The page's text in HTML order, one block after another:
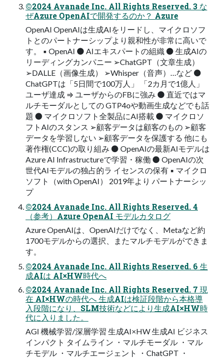
©2024 Avanade Inc. All Rights Reserved. 3 な
ぜAzure OpenAIで開発するのか？ Azure
OpenAI OpenAIは生成AIをリードし、マイクロソフ
トとのパートナーシップより親和性が非常に高いで
す。 ▪ OpenAI ⚫ AIエキスパートの組織 ⚫ 生成AIの
リーディングカンパニー ➢ChatGPT（文章生成）
➢DALLE（画像生成） ➢Whisper（音声）…など ⚫
ChatGPTは「5日間で100万人」 「2カ月で1億人」
ユーザ達成 ⇒ ユーザからのFBに強み ⚫ 直近ではマ
ルチモーダルとしての GTP4oや動画生成などでも話
題 ⚫ マイクロソフト全製品にAI搭載 ⚫ マイクロソ
フトAIのスタンス ➢顧客データは顧客のもの ➢顧客
データを学習しない ➢顧客データを保護する 他にも
著作権(CCC)の取り組み ⚫ OpenAIの最新AIモデルは
Azure AI Infrastructureで学習・稼働 ⚫ OpenAIの次
世代AIモデルの独占的ラ イセンスの保有 ▪ マイクロ
ソフト（with OpenAI） 2019年より パートナーシッ
プ
©2024 Avanade Inc. All Rights Reserved. 4
（参考）Azure OpenAI モデルカタログ
Azure OpenAIは、OpenAIだけでなく、Metaなど約
1700モデルからの選択、またマルチモデルができま
す。
©2024 Avanade Inc. All Rights Reserved. 6 生
成AIは AI×HW時代へ
©2024 Avanade Inc. All Rights Reserved. 7 現
在 AI×HWの時代へ 生成AIは検証段階から本格導
入段階になり、SLM技術などにより生成AI×HW時
代に入りました。
AGI 機械学習/深層学習 生成AI×HW 生成AI ビジネス
インパクト タイムライン ・マルチモーダル ・マル
チモデル ・マルチエージェント ・ChatGPT ・